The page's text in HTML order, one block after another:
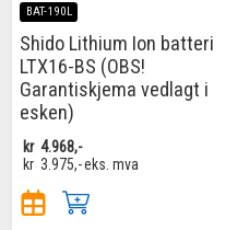
BAT-190L
Shido Lithium Ion batteri
LTX16-BS (OBS!
Garantiskjema vedlagt i
esken)
kr 4.968,-
kr 3.975,-eks. mva